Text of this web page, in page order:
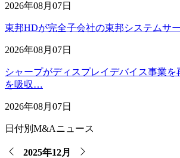
2026年08月07日
東邦HDが完全子会社の東邦システムサ
2026年08月07日
シャープがディスプレイデバイス事業を
を吸収…
2026年08月07日
日付別M&Aニュース
2025年12月